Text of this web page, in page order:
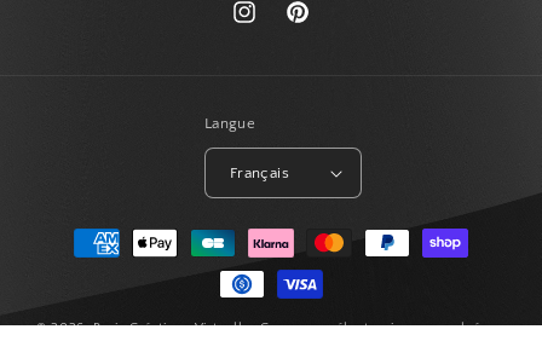
https://www.instagram.com/
Pinterest
Langue
Français
Moyens
© 2026,Paris Créations Virtuelles Commerce électronique propulsé par